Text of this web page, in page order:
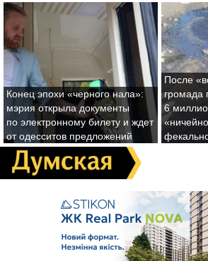
Конец эпохи «черного нала»:
мэрия открыла документы
по электронному билету и ждет
от одесситов предложений
После
громада
6